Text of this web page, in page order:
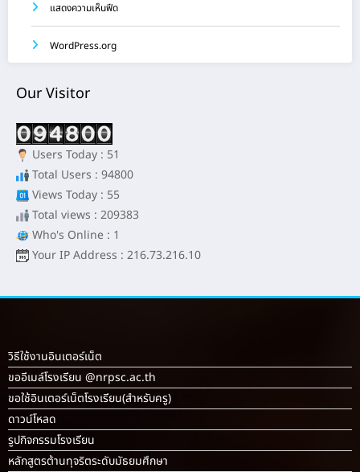
แสดงความเห็นฟีด
WordPress.org
Our Visitor
Users Today : 51
Total Users : 94800
Views Today : 55
Total views : 209383
Who's Online : 1
Your IP Address : 216.73.216.10
วิธีใช้งานอินเตอร์เน็ต
ขออีเมล์โรงเรียน @nrpsc.ac.th
ขอใช้อินเตอร์เน็ตโรงเรียน(สำหรับครู)
ดาวน์โหลด
รูปกิจกรรมโรงเรียน
หลักสูตรต้านทุจริตระดับมัธยมศึกษา